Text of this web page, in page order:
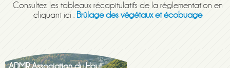
Consultez les tableaux récapitulatifs de la règlementation en
cliquant ici : Brûlage des végétaux et écobuage